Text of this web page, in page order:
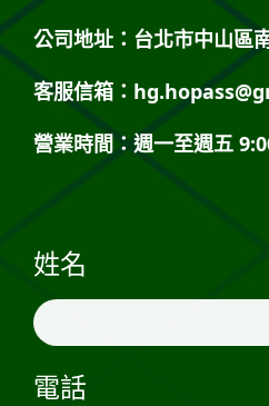
公司地址：台北市中山區
客服信箱：
營業時間：週一至週五
姓名
電話